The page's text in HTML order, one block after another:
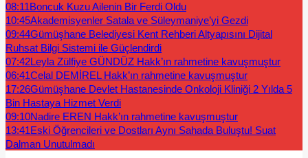
08:11Boncuk Kuzu Ailenin Bir Ferdi Oldu
10:45Akademisyenler Satala ve Süleymaniye’yi Gezdi
09:44Gümüşhane Belediyesi Kent Rehberi Altyapısını Dijital
Ruhsat Bilgi Sistemi ile Güçlendirdi
07:42Leyla Zülfiye GÜNDÜZ Hakk’ın rahmetine kavuşmuştur
06:41Celal DEMİREL Hakk’ın rahmetine kavuşmuştur
17:26Gümüşhane Devlet Hastanesinde Onkoloji Kliniği 2 Yılda 5
Bin Hastaya Hizmet Verdi
09:10Nadire EREN Hakk’ın rahmetine kavuşmuştur
13:41Eski Öğrencileri ve Dostları Aynı Sahada Buluştu! Suat
Dalman Unutulmadı